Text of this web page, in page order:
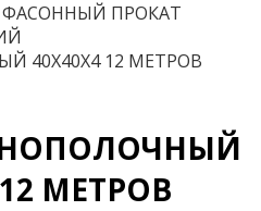
ФАСОННЫЙ ПРОКАТ
40Х40Х4 12 МЕТРОВ
МЕТРОВ